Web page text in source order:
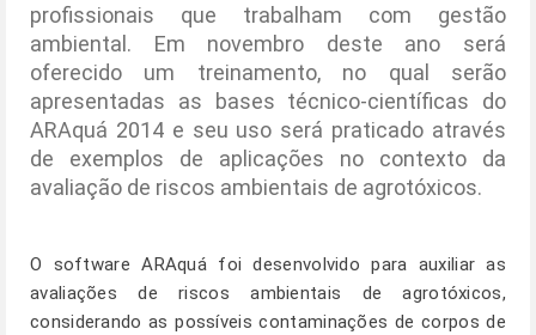
profissionais que trabalham com gestão
ambiental. Em novembro deste ano será
oferecido um treinamento, no qual serão
apresentadas as bases técnico-científicas do
ARAquá 2014 e seu uso será praticado através
de exemplos de aplicações no contexto da
avaliação de riscos ambientais de agrotóxicos.
O software ARAquá foi desenvolvido para auxiliar as
avaliações de riscos ambientais de agrotóxicos,
considerando as possíveis contaminações de corpos de